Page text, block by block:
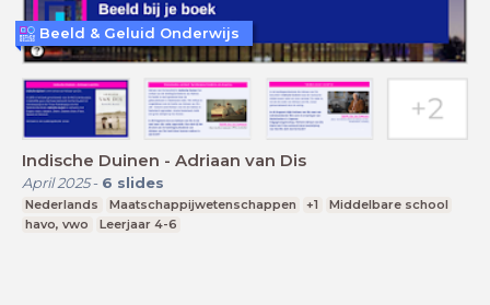
Indische Duinen - Adriaan van Dis
April 2025- 6 slides
Nederlands Maatschappijwetenschappen +1
Middelbare school
havo, vwo
Leerjaar 4-6
Beeld & Geluid Onderwijs